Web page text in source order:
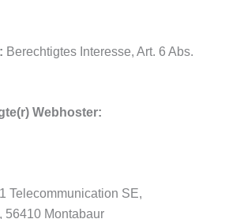
Berechtigtes Interesse, Art. 6 Abs.
Webhoster:
Telecommunication SE,
56410 Montabaur